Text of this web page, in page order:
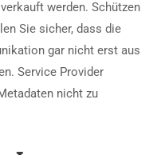
werden. Schützen
Sie sicher, dass die
gar nicht erst aus
Service Provider
nicht zu